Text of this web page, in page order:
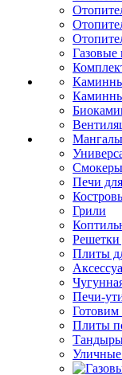
Газовые
Мангалы
Смокеры
Печи
Грили
Решетки
Плиты
Печи-
Готовим
Плиты
Уличные